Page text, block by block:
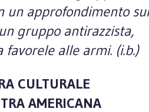
un approfondimento sui
gruppo antirazzista,
alle armi. (i.b.)
CULTURALE
AMERICANA